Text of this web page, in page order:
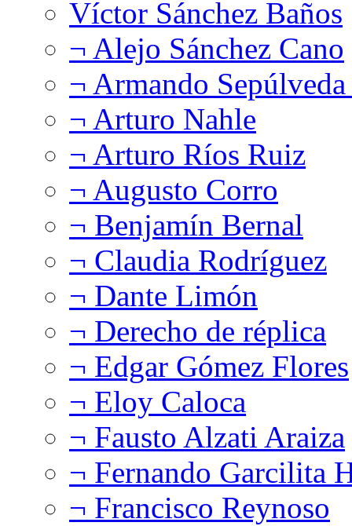
Víctor Sánchez Baños
¬ Alejo Sánchez Cano
¬ Armando
¬ Arturo Nahle
¬ Arturo Ríos Ruiz
¬ Augusto Corro
¬ Benjamín Bernal
¬ Claudia Rodríguez
¬ Dante Limón
¬ Derecho de réplica
¬ Edgar Gómez Flores
¬ Eloy Caloca
¬ Fausto Alzati Araiza
¬ Fernando Garcilita
¬ Francisco Reynoso